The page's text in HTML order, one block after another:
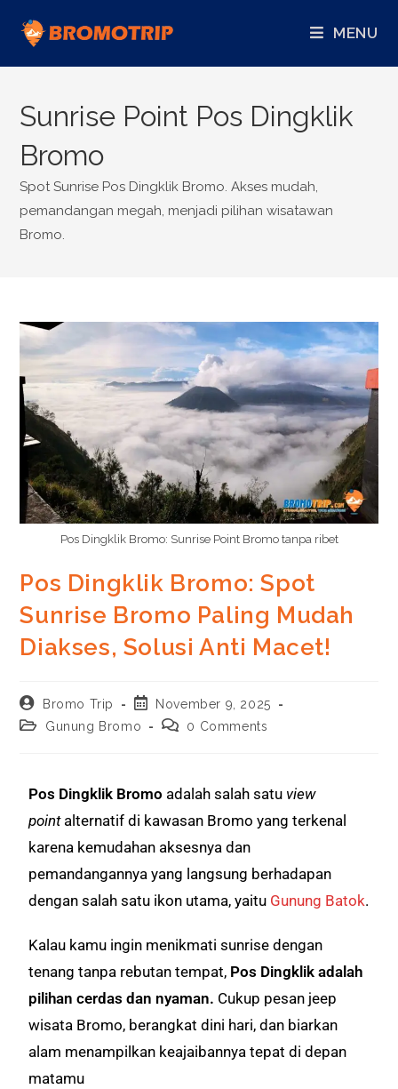
MENU
Sunrise Point Pos Dingklik
Bromo
Spot Sunrise Pos Dingklik Bromo. Akses mudah,
pemandangan megah, menjadi pilihan wisatawan
Bromo.
Pos Dingklik Bromo: Sunrise Point Bromo tanpa ribet
Pos Dingklik Bromo: Spot
Sunrise Bromo Paling Mudah
Diakses, Solusi Anti Macet!
Bromo Trip
November 9, 2025
Gunung Bromo
0 Comments
Pos Dingklik Bromo adalah salah satu view
pointalternatif di kawasan Bromo yang terkenal
karena kemudahan aksesnya dan
pemandangannya yang langsung berhadapan
dengan salah satu ikon utama, yaitu Gunung Batok.
Kalau kamu ingin menikmati sunrise dengan
tenang tanpa rebutan tempat, Pos Dingklik adalah
pilihan cerdas dan nyaman. Cukup pesan jeep
wisata Bromo, berangkat dini hari, dan biarkan
alam menampilkan keajaibannya tepat di depan
matamu